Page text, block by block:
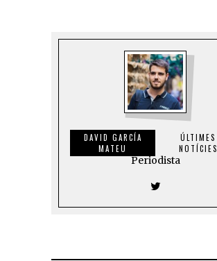
DAVID GARCÍA
MATEU
ÚLTIMES
NOTÍCIES
Periodista